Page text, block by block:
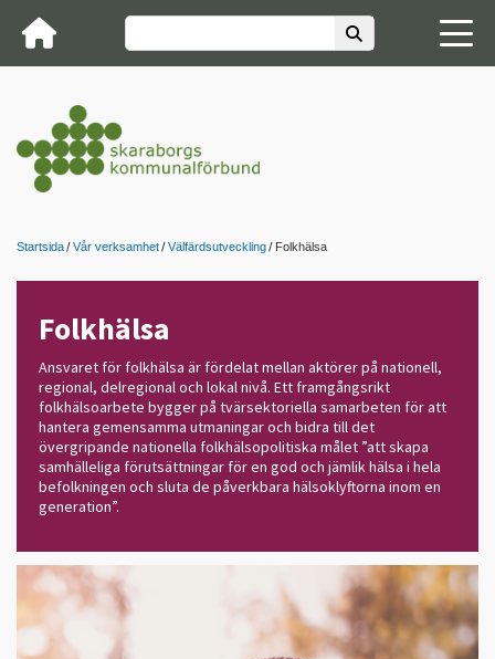
Startsida Vår verksamhet Välfärdsutveckling Folkhälsa
Folkhälsa
Ansvaret för folkhälsa är fördelat mellan aktörer på nationell,
regional, delregional och lokal nivå. Ett framgångsrikt
folkhälsoarbete bygger på tvärsektoriella samarbeten för att
hantera gemensamma utmaningar och bidra till det
övergripande nationella folkhälsopolitiska målet ”att skapa
samhälleliga förutsättningar för en god och jämlik hälsa i hela
befolkningen och sluta de påverkbara hälsoklyftorna inom en
generation”.